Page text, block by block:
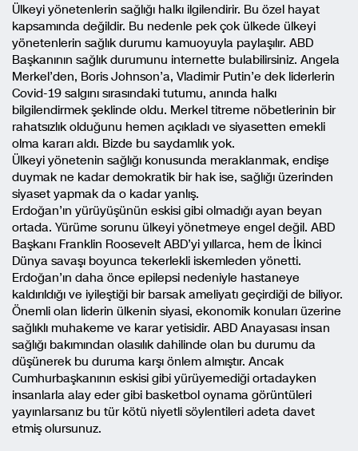
Ülkeyi yönetenlerin sağlığı halkı ilgilendirir. Bu özel hayat
kapsamında değildir. Bu nedenle pek çok ülkede ülkeyi
yönetenlerin sağlık durumu kamuoyuyla paylaşılır. ABD
Başkanının sağlık durumunu internette bulabilirsiniz. Angela
Merkel’den, Boris Johnson’a, Vladimir Putin’e dek liderlerin
Covid-19 salgını sırasındaki tutumu, anında halkı
bilgilendirmek şeklinde oldu. Merkel titreme nöbetlerinin bir
rahatsızlık olduğunu hemen açıkladı ve siyasetten emekli
olma kararı aldı. Bizde bu saydamlık yok.
Ülkeyi yönetenin sağlığı konusunda meraklanmak, endişe
duymak ne kadar demokratik bir hak ise, sağlığı üzerinden
siyaset yapmak da o kadar yanlış.
Erdoğan’ın yürüyüşünün eskisi gibi olmadığı ayan beyan
ortada. Yürüme sorunu ülkeyi yönetmeye engel değil. ABD
Başkanı Franklin Roosevelt ABD’yi yıllarca, hem de İkinci
Dünya savaşı boyunca tekerlekli iskemleden yönetti.
Erdoğan’ın daha önce epilepsi nedeniyle hastaneye
kaldırıldığı ve iyileştiği bir barsak ameliyatı geçirdiği de biliyor.
Önemli olan liderin ülkenin siyasi, ekonomik konuları üzerine
sağlıklı muhakeme ve karar yetisidir. ABD Anayasası insan
sağlığı bakımından olasılık dahilinde olan bu durumu da
düşünerek bu duruma karşı önlem almıştır. Ancak
Cumhurbaşkanının eskisi gibi yürüyemediği ortadayken
insanlarla alay eder gibi basketbol oynama görüntüleri
yayınlarsanız bu tür kötü niyetli söylentileri adeta davet
etmiş olursunuz.